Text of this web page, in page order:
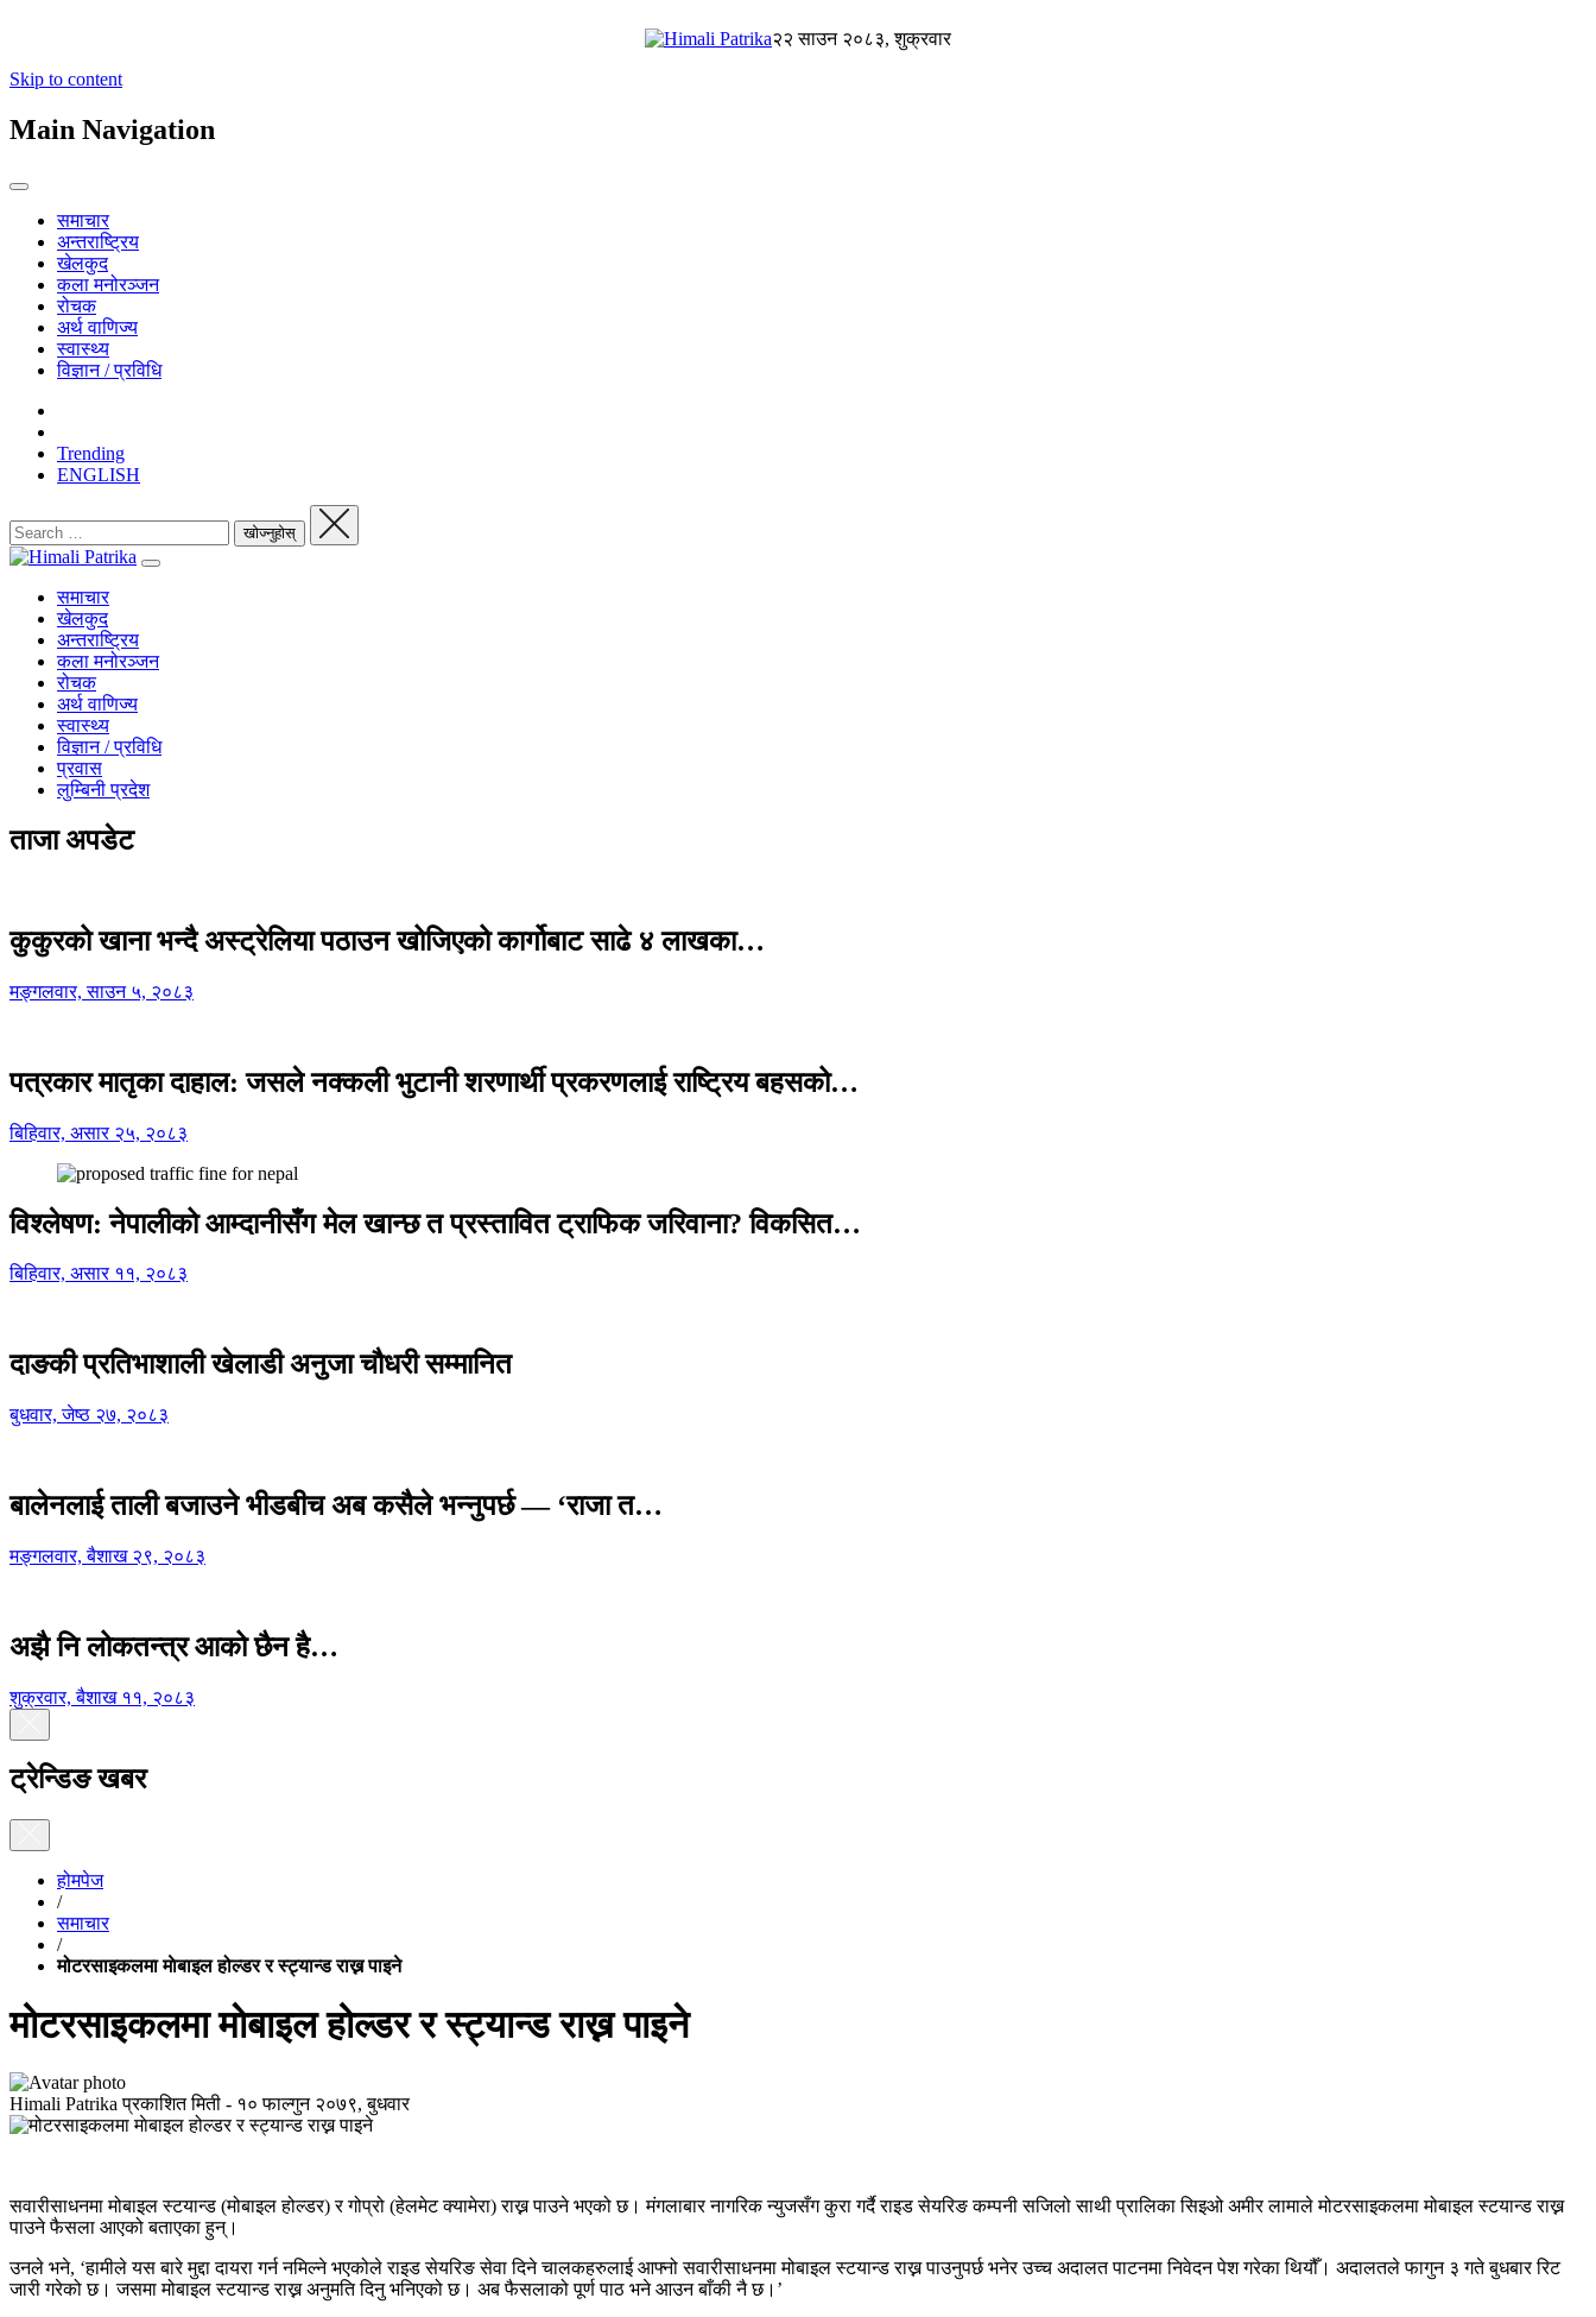
२२ साउन २०८३, शुक्रवार
Skip to content
Main Navigation
समाचार
अन्तराष्ट्रिय
खेलकुद
कला मनोरञ्जन
रोचक
अर्थ वाणिज्य
स्वास्थ्य
विज्ञान / प्रविधि
Trending
ENGLISH
समाचार
खेलकुद
अन्तराष्ट्रिय
कला मनोरञ्जन
रोचक
अर्थ वाणिज्य
स्वास्थ्य
विज्ञान / प्रविधि
प्रवास
लुम्बिनी प्रदेश
ताजा अपडेट
कुकुरको खाना भन्दै अस्ट्रेलिया पठाउन खोजिएको कार्गोबाट साढे ४ लाखका…
मङ्गलवार, साउन ५, २०८३
पत्रकार मातृका दाहाल: जसले नक्कली भुटानी शरणार्थी प्रकरणलाई राष्ट्रिय बहसको…
बिहिवार, असार २५, २०८३
विश्लेषण: नेपालीको आम्दानीसँग मेल खान्छ त प्रस्तावित ट्राफिक जरिवाना? विकसित…
बिहिवार, असार ११, २०८३
दाङकी प्रतिभाशाली खेलाडी अनुजा चौधरी सम्मानित
बुधवार, जेष्ठ २७, २०८३
बालेनलाई ताली बजाउने भीडबीच अब कसैले भन्नुपर्छ — ‘राजा त…
मङ्गलवार, बैशाख २९, २०८३
अझै नि लोकतन्त्र आको छैन है…
शुक्रवार, बैशाख ११, २०८३
ट्रेन्डिङ खबर
होमपेज
/
समाचार
/
मोटरसाइकलमा माेबाइल होल्डर र स्ट्यान्ड राख्न पाइने
मोटरसाइकलमा माेबाइल होल्डर र स्ट्यान्ड राख्न पाइने
Himali Patrika प्रकाशित मिती - १० फाल्गुन २०७९, बुधवार
सवारीसाधनमा मोबाइल स्टयान्ड (मोबाइल होल्डर) र गोप्रो (हेलमेट क्यामेरा) राख्न पाउने भएको छ। मंगलाबार नागरिक न्युजसँग कुरा गर्दै राइड सेयरिङ कम्पनी सजिलो साथी प्रालिका सिइओ अमीर लामाले मोटरसाइकलमा मोबाइल स्टयान्ड राख्न
पाउने फैसला आएको बताएका हुन्।
उनले भने, ‘हामीले यस बारे मुद्दा दायरा गर्न नमिल्ने भएकोले राइड सेयरिङ सेवा दिने चालकहरुलाई आफ्नो सवारीसाधनमा मोबाइल स्टयान्ड राख्न पाउनुपर्छ भनेर उच्च अदालत पाटनमा निवेदन पेश गरेका थियौँ। अदालतले फागुन ३ गते बुधबार रिट
जारी गरेको छ। जसमा मोबाइल स्टयान्ड राख्न अनुमति दिनु भनिएको छ। अब फैसलाको पूर्ण पाठ भने आउन बाँकी नै छ।’